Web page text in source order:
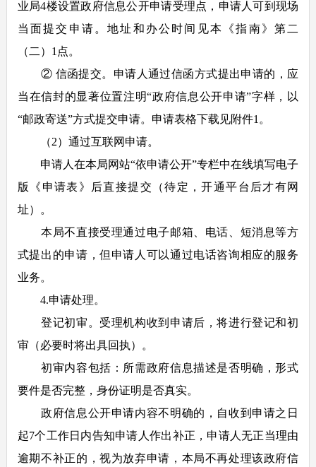
业局4楼设置政府信息公开申请受理点，申请人可到现场
当面提交申请。地址和办公时间见本《指南》第二
（二）1点。
② 信函提交。申请人通过信函方式提出申请的，应
当在信封的显著位置注明“政府信息公开申请”字样，以
“邮政寄送”方式提交申请。申请表格下载见附件1。
（2）通过互联网申请。
申请人在本局网站“依申请公开”专栏中在线填写电子
版《申请表》后直接提交（待定，开通平台后才有网
址）。
本局不直接受理通过电子邮箱、电话、短消息等方
式提出的申请，但申请人可以通过电话咨询相应的服务
业务。
4.申请处理。
登记初审。受理机构收到申请后，将进行登记和初
审（必要时将出具回执）。
初审内容包括：所需政府信息描述是否明确，形式
要件是否完整，身份证明是否真实。
政府信息公开申请内容不明确的，自收到申请之日
起7个工作日内告知申请人作出补正，申请人无正当理由
逾期不补正的，视为放弃申请，本局不再处理该政府信